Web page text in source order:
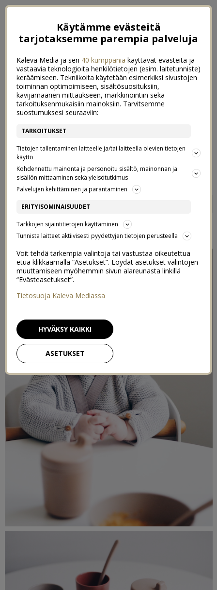
VÄHEMMÄN KEMIKAALEJA
LAPSILLE
17/04/2019
Käytämme evästeitä
tarjotaksemme parempia palveluja
Kaleva Media ja sen 40 kumppania käyttävät evästeitä ja
vastaavia teknologioita henkilötietojen (esim. laitetunniste)
keräämiseen. Tekniikoita käytetään esimerkiksi sivustojen
toiminnan optimoimiseen, sisältösuosituksiin,
kävijämäärien mittaukseen, markkinointiin sekä
tarkoituksenmukaisiin mainoksiin. Tarvitsemme
suostumuksesi seuraaviin:
TARKOITUKSET
Tietojen tallentaminen laitteelle ja/tai laitteella olevien tietojen
käyttö
Kohdennettu mainonta ja personoitu sisältö, mainonnan ja
sisällön mittaaminen sekä yleisötutkimus
Palvelujen kehittäminen ja parantaminen
ERITYISOMINAISUUDET
Tarkkojen sijaintitietojen käyttäminen
Tunnista laitteet aktiivisesti pyydettyjen tietojen perusteella
Voit tehdä tarkempia valintoja tai vastustaa oikeutettua
etua klikkaamalla “Asetukset”. Löydät asetukset valintojen
muuttamiseen myöhemmin sivun alareunasta linkillä
“Evästeasetukset”.
Tietosuoja Kaleva Mediassa
ASETUKSET
HYVÄKSY KAIKKI